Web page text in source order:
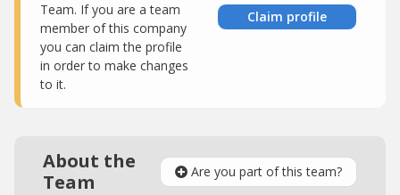
Team. If you are a team
member of this company
you can claim the profile
in order to make changes
to it.
Claim profile
About the
Team
Are you part of this team?